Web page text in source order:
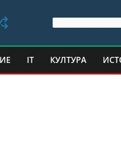
IT КУЛТУРА